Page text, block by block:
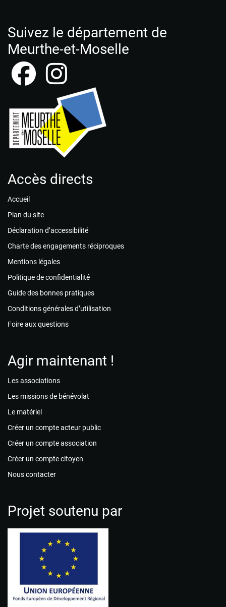
Suivez le département de
Meurthe-et-Moselle
Accès directs
Accueil
Plan du site
Déclaration d’accessibilité
Charte des engagements réciproques
Mentions légales
Politique de confidentialité
Guide des bonnes pratiques
Conditions générales d’utilisation
Foire aux questions
Agir maintenant !
Les associations
Les missions de bénévolat
Le matériel
Créer un compte acteur public
Créer un compte association
Créer un compte citoyen
Nous contacter
Projet soutenu par